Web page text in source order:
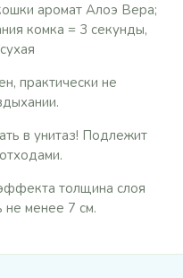
аромат Алоэ Вера;
комка = 3 секунды,
практически не
в унитаз! Подлежит
толщина слоя
не менее 7 см.